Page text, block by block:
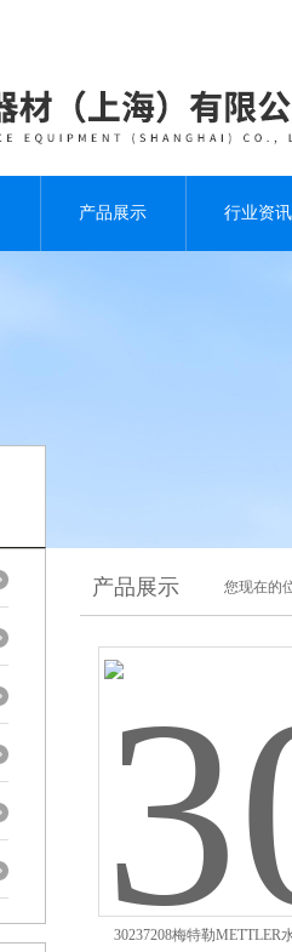
产品展示 行业资讯
产品展示 您现在的
30237208梅特勒METTLER